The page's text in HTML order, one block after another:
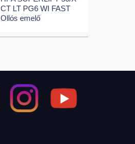
CT LT PG6 WI FAST
Ollós emelő